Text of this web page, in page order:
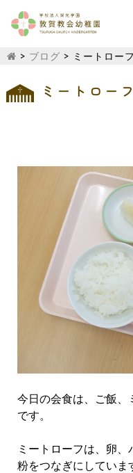
> ブログ > ミートローフ
ミートローフ
今日の会食は、ご飯、
です。
ミートローフは、卵
粉をつなぎにしていま